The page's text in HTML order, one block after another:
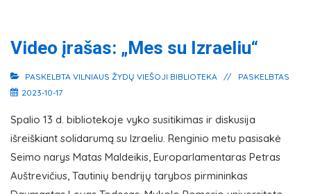
Video įrašas: „Mes su Izraeliu“
PASKELBTA VILNIAUS ŽYDŲ VIEŠOJI BIBLIOTEKA
PASKELBTAS
2023-10-17
Spalio 13 d. bibliotekoje vyko susitikimas ir diskusija
išreiškiant solidarumą su Izraeliu. Renginio metu pasisakė
Seimo narys Matas Maldeikis, Europarlamentaras Petras
Auštrevičius, Tautinių bendrijų tarybos pirmininkas